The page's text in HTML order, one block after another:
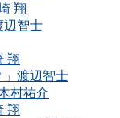
翔
辺智士
翔
」渡辺智士
村祐介
翔